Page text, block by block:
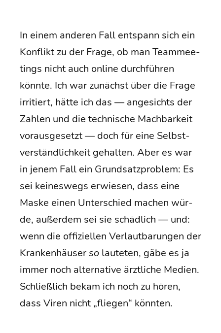
In einem ande­ren Fall ent­spann sich ein
Kon­flikt zu der Fra­ge, ob man Team­mee­
tings nicht auch online durch­füh­ren
könn­te. Ich war zunächst über die Fra­ge
irri­tiert, hät­te ich das — ange­sichts der
Zah­len und die tech­ni­sche Mach­bar­keit
vor­aus­ge­setzt — doch für eine Selbst­
ver­ständ­lich­keit gehal­ten. Aber es war
in jenem Fall ein Grund­satz­pro­blem: Es
sei kei­nes­wegs erwie­sen, dass eine
Mas­ke einen Unter­schied machen wür­
de, außer­dem sei sie schäd­lich — und:
wenn die offi­zi­el­len Ver­laut­ba­run­gen der
Kran­ken­häu­serso lau­te­ten, gäbe es ja
immer noch alter­na­ti­ve ärzt­li­che Medi­en.
Schließ­lich bekam ich noch zu hören,
dass Viren nicht „flie­gen“ könnten.